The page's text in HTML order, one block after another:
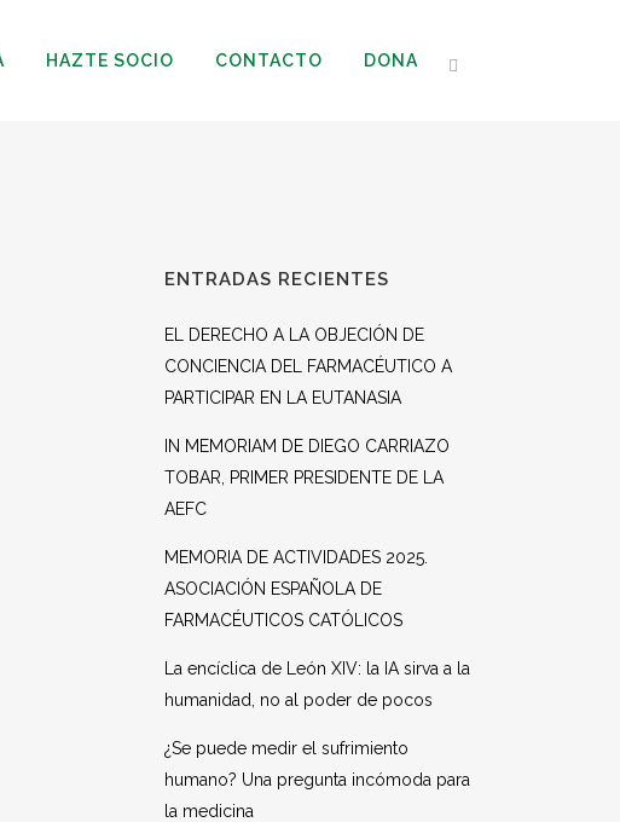
HAZTE SOCIO CONTACTO DONA
ENTRADAS RECIENTES
EL DERECHO A LA OBJECIÓN DE
CONCIENCIA DEL FARMACÉUTICO A
PARTICIPAR EN LA EUTANASIA
IN MEMORIAM DE DIEGO CARRIAZO
TOBAR, PRIMER PRESIDENTE DE LA
AEFC
MEMORIA DE ACTIVIDADES 2025.
ASOCIACIÓN ESPAÑOLA DE
FARMACÉUTICOS CATÓLICOS
La encíclica de León XIV: la IA sirva a la
humanidad, no al poder de pocos
¿Se puede medir el sufrimiento
humano? Una pregunta incómoda para
la medicina